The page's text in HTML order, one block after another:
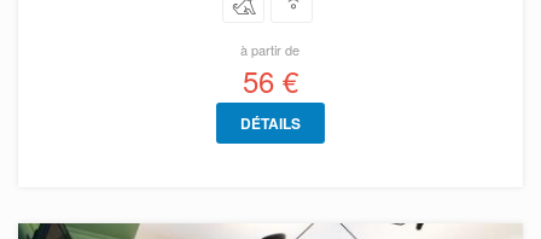
à partir de
56 €
DÉTAILS